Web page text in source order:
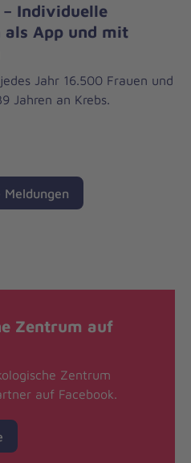
Individuelle
als App und mit
Jahr 16.500 Frauen und
Jahren an Krebs.
Zentrum auf
Zentrum
auf Facebook.